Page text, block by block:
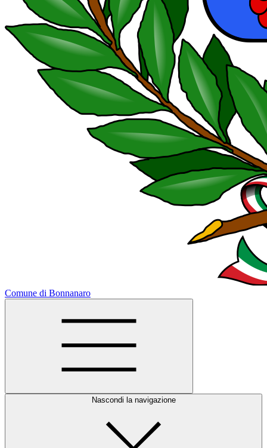
Comune di Bonnanaro
Nascondi la navigazione